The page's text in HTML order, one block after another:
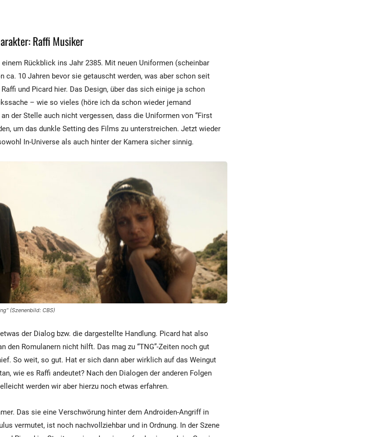
Raffi Musiker
Rückblick ins Jahr 2385. Mit neuen Uniformen (scheinbar
ca. 10 Jahren bevor sie getauscht werden, was aber schon seit
und Picard hier. Das Design, über das sich einige ja schon
– wie so vieles (höre ich da schon wieder jemand
der Stelle auch nicht vergessen, dass die Uniformen von “First
um das dunkle Setting des Films zu unterstreichen. Jetzt wieder
In-Universe als auch hinter der Kamera sicher sinnig.
(Szenenbild: CBS)
der Dialog bzw. die dargestellte Handlung. Picard hat also
den Romulanern nicht hilft. Das mag zu “TNG”-Zeiten noch gut
So weit, so gut. Hat er sich dann aber wirklich auf das Weingut
wie es Raffi andeutet? Nach den Dialogen der anderen Folgen
werden wir aber hierzu noch etwas erfahren.
Das sie eine Verschwörung hinter dem Androiden-Angriff in
vermutet, ist noch nachvollziehbar und in Ordnung. In der Szene